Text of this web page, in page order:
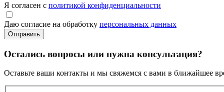
Я согласен с политикой конфиденциальности
Даю согласие на обработку персональных данных
Остались вопросы или нужна консультация?
Оставьте ваши контакты и мы свяжемся с вами в ближайшее